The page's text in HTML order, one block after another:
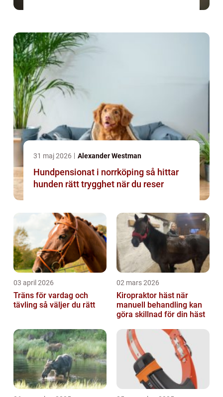
31 maj 2026 Alexander Westman
Hundpensionat i norrköping så hittar
hunden rätt trygghet när du reser
03 april 2026
Träns för vardag och
tävling så väljer du rätt
02 mars 2026
Kiropraktor häst när
manuell behandling kan
göra skillnad för din häst